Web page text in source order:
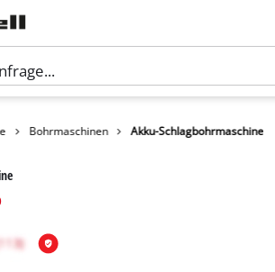
Bohrmaschinen Akku-Schlagbohrmaschine